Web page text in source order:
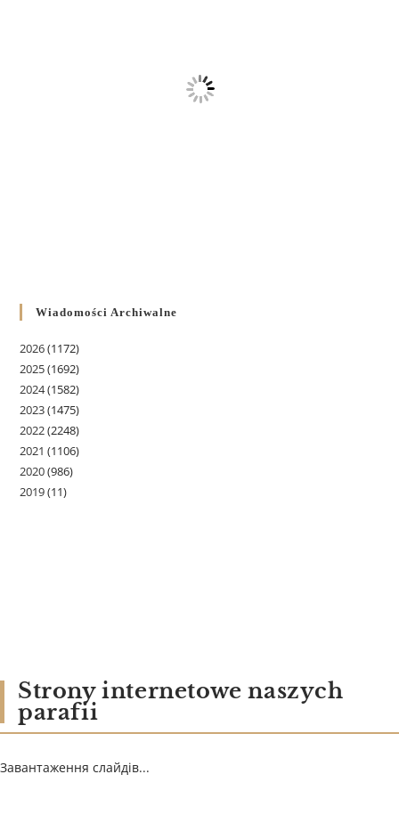
Wiadomości Archiwalne
2026(1172)
2025(1692)
2024(1582)
2023(1475)
2022(2248)
2021 (1106)
2020(986)
2019(11)
Strony internetowe naszych
parafii
Завантаження слайдів...